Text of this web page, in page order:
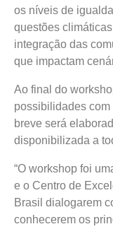
os níveis de
questões
integração das
que impactam
Ao final do
possibilidades
breve será
disponibilizada a
“O workshop foi
e o Centro de
Brasil dialogarem
conhecerem os